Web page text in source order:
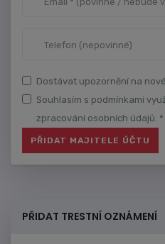
Dostávat upozornění na
Souhlasím s podmínkami
zpracování osobních údajů. *
PŘIDAT TRESTNÍ OZNÁMENÍ